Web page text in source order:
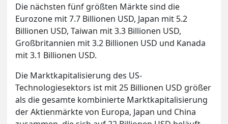
Die nächsten fünf größten Märkte sind die
Eurozone mit 7.7 Billionen USD, Japan mit 5.2
Billionen USD, Taiwan mit 3.3 Billionen USD,
Großbritannien mit 3.2 Billionen USD und Kanada
mit 3.1 Billionen USD.
Die Marktkapitalisierung des US-
Technologiesektors ist mit 25 Billionen USD größer
als die gesamte kombinierte Marktkapitalisierung
der Aktienmärkte von Europa, Japan und China